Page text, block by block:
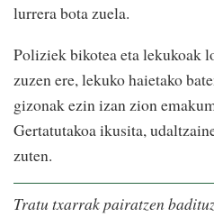
lurrera bota zuela.
Poliziek bikotea eta lekukoak
zuzen ere, lekuko haietako
gizonak ezin izan zion
Gertatutakoa ikusita,
zuten.
Tratu txarrak pairatzen